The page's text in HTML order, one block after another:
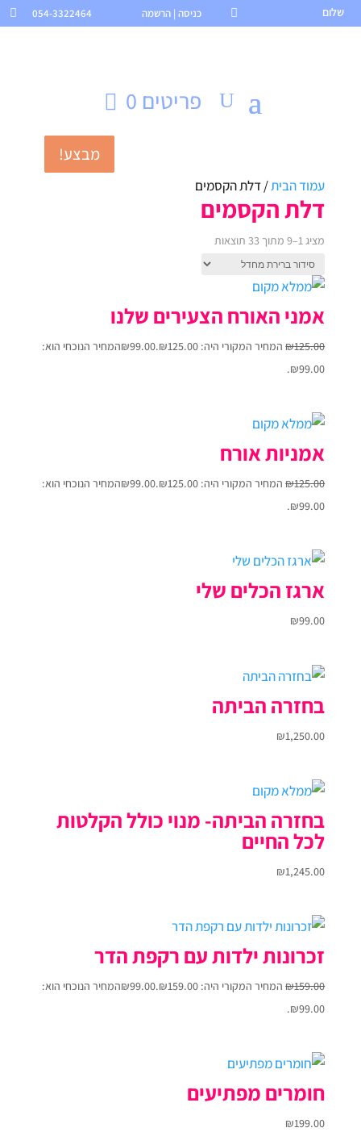
 054-3322464  כניסה | הרשמה שלום
פריטים 0
עמוד הבית/ דלת הקסמים
דלת הקסמים
מציג 1–9 מתוך 33 תוצאות
מבצע!
אמני האורח הצעירים שלנו
₪125.00 המחיר המקורי היה: ₪125.00. ₪99.00
המחיר הנוכחי הוא:
₪99.00.
מבצע!
אמניות אורח
₪125.00 המחיר המקורי היה: ₪125.00. ₪99.00
המחיר הנוכחי הוא:
₪99.00.
ארגז הכלים שלי
₪99.00
בחזרה הביתה
₪1,250.00
בחזרה הביתה- מנוי כולל הקלטות
לכל החיים
₪1,245.00
מבצע!
זכרונות ילדות עם רקפת הדר
₪159.00 המחיר המקורי היה: ₪159.00. ₪99.00
המחיר הנוכחי הוא:
₪99.00.
חומרים מפתיעים
₪199.00